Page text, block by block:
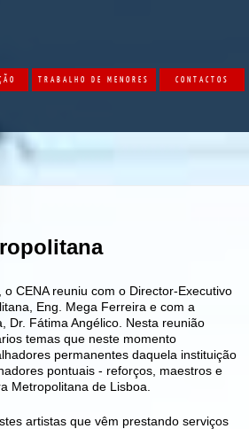
TRABALHO DE MENORES CONTACTOS
o CENA reuniu com o Director-Executivo
Eng. Mega Ferreira e com a
Dr. Fátima Angélico. Nesta reunião
temas que neste momento
permanentes daquela instituição
pontuais - reforços, maestros e
Metropolitana de Lisboa.
artistas que vêm prestando serviços